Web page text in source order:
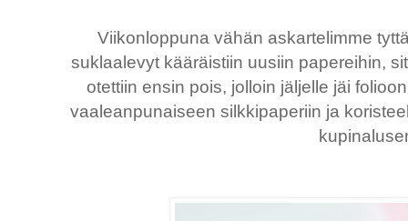
Viikonloppuna vähän askartelimme
suklaalevyt kääräistiin uusiin papereihin,
otettiin ensin pois, jolloin jäljelle jäi
vaaleanpunaiseen silkkipaperiin ja